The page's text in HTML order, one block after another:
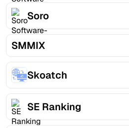
Soro
SMMIX
Skoatch
SE Ranking